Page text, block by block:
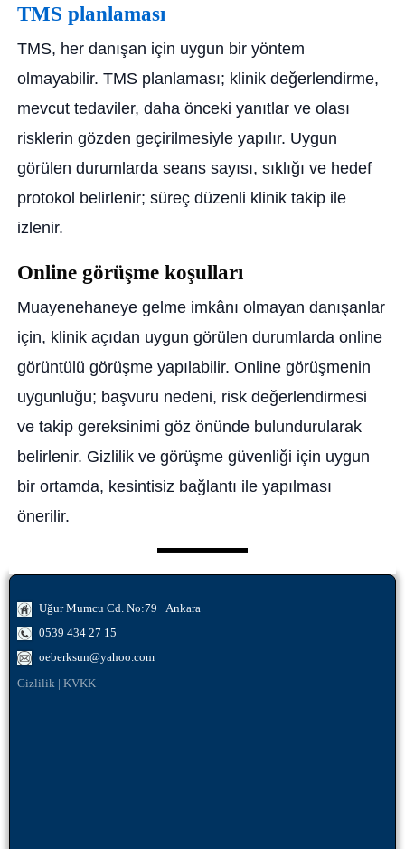
TMS planlaması
TMS, her danışan için uygun bir yöntem
olmayabilir. TMS planlaması; klinik değerlendirme,
mevcut tedaviler, daha önceki yanıtlar ve olası
risklerin gözden geçirilmesiyle yapılır. Uygun
görülen durumlarda seans sayısı, sıklığı ve hedef
protokol belirlenir; süreç düzenli klinik takip ile
izlenir.
Online görüşme koşulları
Muayenehaneye gelme imkânı olmayan danışanlar
için, klinik açıdan uygun görülen durumlarda online
görüntülü görüşme yapılabilir. Online görüşmenin
uygunluğu; başvuru nedeni, risk değerlendirmesi
ve takip gereksinimi göz önünde bulundurularak
belirlenir. Gizlilik ve görüşme güvenliği için uygun
bir ortamda, kesintisiz bağlantı ile yapılması
önerilir.
Uğur Mumcu Cd. No:79 · Ankara
0539 434 27 15
oeberksun@yahoo.com
Gizlilik KVKK